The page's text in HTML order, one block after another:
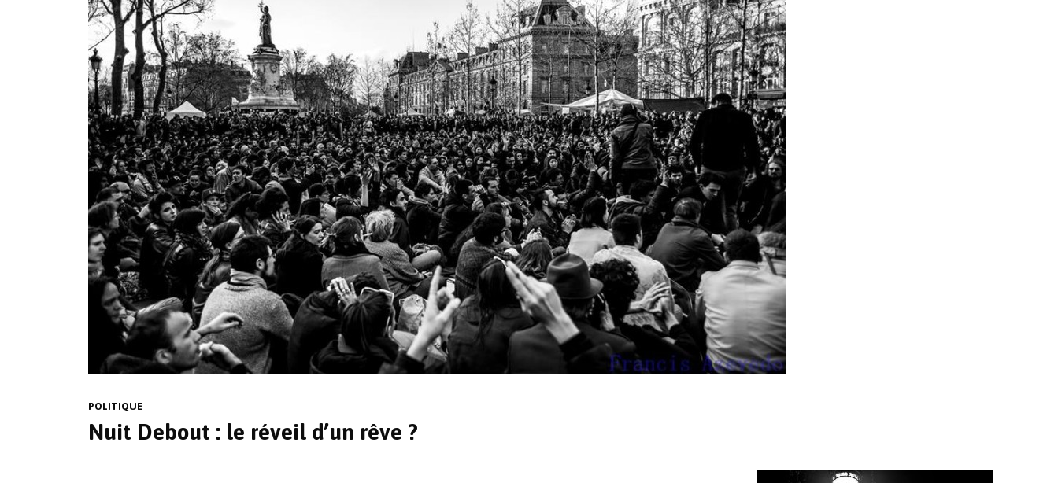
POLITIQUE
Nuit Debout : le réveil d’un rêve ?